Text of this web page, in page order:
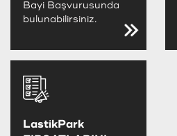
Bayi Başvurusunda
bulunabilirsiniz.
LastikPark